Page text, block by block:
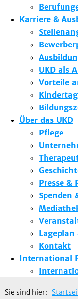
Karriere &
UKD als
Vorteile
Über das UKD
Pflege
Presse &
Spenden
Kontakt
International
Sie sind hier: